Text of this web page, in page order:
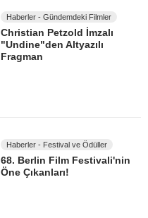
Haberler - Gündemdeki Filmler
Christian Petzold İmzalı
"Undine"den Altyazılı
Fragman
Haberler - Festival ve Ödüller
68. Berlin Film Festivali'nin
Öne Çıkanları!